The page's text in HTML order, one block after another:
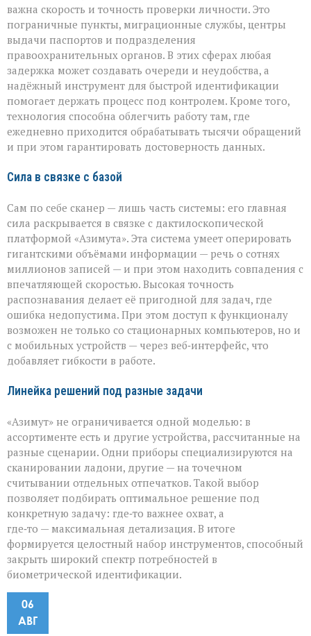
важна скорость и точность проверки личности. Это
пограничные пункты, миграционные службы, центры
выдачи паспортов и подразделения
правоохранительных органов. В этих сферах любая
задержка может создавать очереди и неудобства, а
надёжный инструмент для быстрой идентификации
помогает держать процесс под контролем. Кроме того,
технология способна облегчить работу там, где
ежедневно приходится обрабатывать тысячи обращений
и при этом гарантировать достоверность данных.
Сила в связке с базой
Сам по себе сканер — лишь часть системы: его главная
сила раскрывается в связке с дактилоскопической
платформой «Азимута». Эта система умеет оперировать
гигантскими объёмами информации — речь о сотнях
миллионов записей — и при этом находить совпадения с
впечатляющей скоростью. Высокая точность
распознавания делает её пригодной для задач, где
ошибка недопустима. При этом доступ к функционалу
возможен не только со стационарных компьютеров, но и
с мобильных устройств — через веб‑интерфейс, что
добавляет гибкости в работе.
Линейка решений под разные задачи
«Азимут» не ограничивается одной моделью: в
ассортименте есть и другие устройства, рассчитанные на
разные сценарии. Одни приборы специализируются на
сканировании ладони, другие — на точечном
считывании отдельных отпечатков. Такой выбор
позволяет подбирать оптимальное решение под
конкретную задачу: где‑то важнее охват, а
где‑то — максимальная детализация. В итоге
формируется целостный набор инструментов, способный
закрыть широкий спектр потребностей в
биометрической идентификации.
06
АВГ